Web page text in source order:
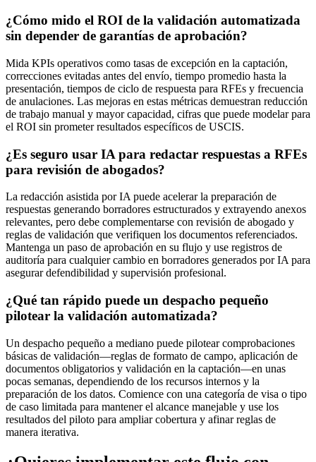
¿Cómo mido el ROI de la validación automatizada
sin depender de garantías de aprobación?
Mida KPIs operativos como tasas de excepción en la captación,
correcciones evitadas antes del envío, tiempo promedio hasta la
presentación, tiempos de ciclo de respuesta para RFEs y frecuencia
de anulaciones. Las mejoras en estas métricas demuestran reducción
de trabajo manual y mayor capacidad, cifras que puede modelar para
el ROI sin prometer resultados específicos de USCIS.
¿Es seguro usar IA para redactar respuestas a RFEs
para revisión de abogados?
La redacción asistida por IA puede acelerar la preparación de
respuestas generando borradores estructurados y extrayendo anexos
relevantes, pero debe complementarse con revisión de abogado y
reglas de validación que verifiquen los documentos referenciados.
Mantenga un paso de aprobación en su flujo y use registros de
auditoría para cualquier cambio en borradores generados por IA para
asegurar defendibilidad y supervisión profesional.
¿Qué tan rápido puede un despacho pequeño
pilotear la validación automatizada?
Un despacho pequeño a mediano puede pilotear comprobaciones
básicas de validación—reglas de formato de campo, aplicación de
documentos obligatorios y validación en la captación—en unas
pocas semanas, dependiendo de los recursos internos y la
preparación de los datos. Comience con una categoría de visa o tipo
de caso limitada para mantener el alcance manejable y use los
resultados del piloto para ampliar cobertura y afinar reglas de
manera iterativa.